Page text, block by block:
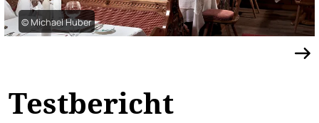
© Michael Huber
Testbericht